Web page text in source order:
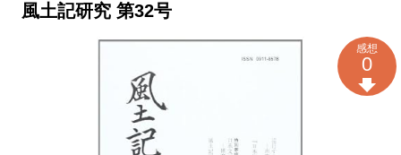
風土記研究 第32号
感想
0